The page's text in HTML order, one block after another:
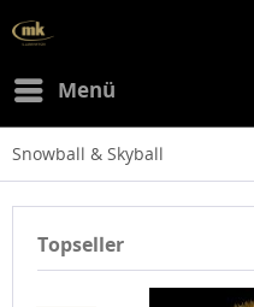
Menü
Snowball & Skyball
Topseller